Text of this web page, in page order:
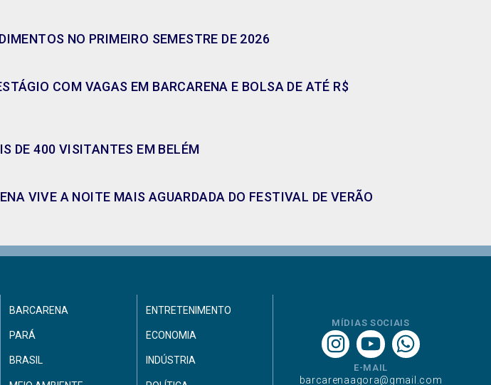
NO PRIMEIRO SEMESTRE DE 2026
COM VAGAS EM BARCARENA E BOLSA DE ATÉ R$
DE 400 VISITANTES EM BELÉM
VIVE A NOITE MAIS AGUARDADA DO FESTIVAL DE VERÃO
BARCARENA
PARÁ
BRASIL
ENTRETENIMENTO
ECONOMIA
INDÚSTRIA
MÍDIAS SOCIAIS
E-MAIL
barcarenaagora@gmail.com